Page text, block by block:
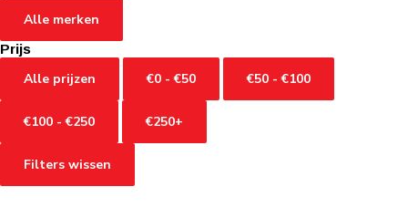
Alle merken
Prijs
Alle prijzen €0 - €50 €50 - €100
€100 - €250 €250+
Filters wissen